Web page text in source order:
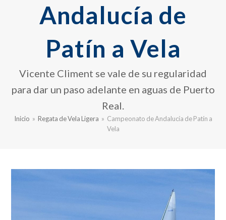
Andalucía de
Patín a Vela
Vicente Climent se vale de su regularidad
para dar un paso adelante en aguas de Puerto
Real.
Inicio » Regata de Vela Ligera » Campeonato de Andalucía de Patín a
Vela